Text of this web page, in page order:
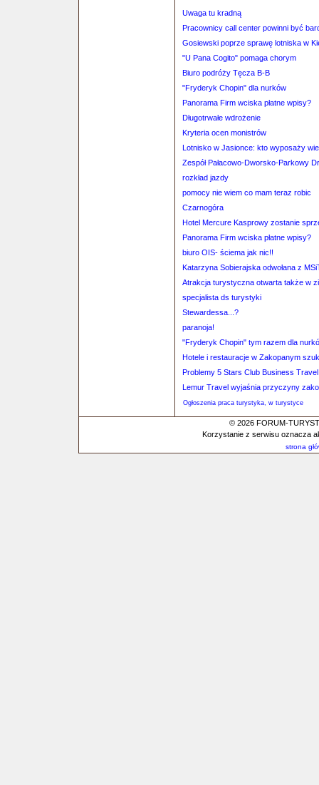
Uwaga tu kradną
Pracownicy call center powinni być
Gosiewski poprze sprawę lotniska w
"U Pana Cogito" pomaga chorym
Biuro podróży Tęcza B-B
"Fryderyk Chopin" dla nurków
Panorama Firm wciska płatne wpisy?
Długotrwałe wdrożenie
Kryteria ocen monistrów
Lotnisko w Jasionce: kto wyposaży
Zespół Pałacowo-Dworsko-Parkowy
rozkład jazdy
pomocy nie wiem co mam teraz robic
Czarnogóra
Hotel Mercure Kasprowy zostanie
Panorama Firm wciska płatne wpisy?
biuro OIS- ściema jak nic!!
Katarzyna Sobierajska odwołana z
Atrakcja turystyczna otwarta także w
specjalista ds turystyki
Stewardessa...?
paranoja!
"Fryderyk Chopin" tym razem dla
Hotele i restauracje w Zakopanym
Problemy 5 Stars Club Business Travel
Lemur Travel wyjaśnia przyczyny
Ogłoszenia praca turystyka, w turystyce
© 2026 FORUM-
Korzystanie z serwisu oznacza
strona